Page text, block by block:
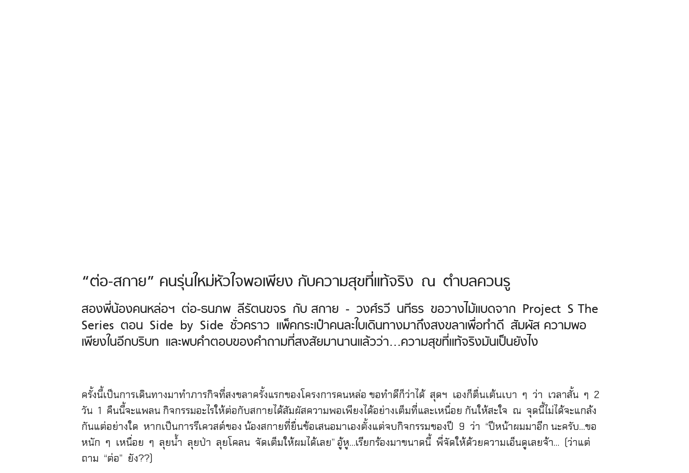
“ต่อ-สกาย” คนรุ่นใหม่หัวใจพอเพียง กับความสุขที่แท้จริง ณ ตำบลควนรู
สองพี่น้องคนหล่อฯ ต่อ-ธนภพ ลีรัตนขจร กับ สกาย - วงศ์รวี นทีธร ขอวางไม้แบดจาก Project S The
Series ตอน Side by Side ชั่วคราว แพ็คกระเป๋าคนละใบเดินทางมาถึงสงขลาเพื่อทำดี สัมผัส ความพอ
เพียงในอีกบริบท และพบคำตอบของคำถามที่สงสัยมานานแล้วว่า…ความสุขที่แท้จริงมันเป็นยังไง
ครั้งนี้เป็นการเดินทางมาทำภารกิจที่สงขลาครั้งแรกของโครงการคนหล่อ ขอทำดีก็ว่าได้ สุดฯ เองก็ตื่นเต้นเบา ๆ ว่า เวลาสั้น ๆ 2
วัน 1 คืนนี้จะแพลน กิจกรรมอะไรให้ต่อกับสกายได้สัมผัสความพอเพียงได้อย่างเต็มที่และเหนื่อย กันให้สะใจ ณ จุดนี้ไม่ได้จะแกล้ง
กันแต่อย่างใด หากเป็นการรีเควสต์ของ น้องสกายที่ยื่นข้อเสนอมาเองตั้งแต่จบกิจกรรมของปี 9 ว่า “ปีหน้าผมมาอีก นะครับ…ขอ
หนัก ๆ เหนื่อย ๆ ลุยน้ำ ลุยป่า ลุยโคลน จัดเต็มให้ผมได้เลย” อู้หู…เรียกร้องมาขนาดนี้ พี่จัดให้ด้วยความเอ็นดูเลยจ้า… (ว่าแต่
ถาม “ต่อ” ยัง??)